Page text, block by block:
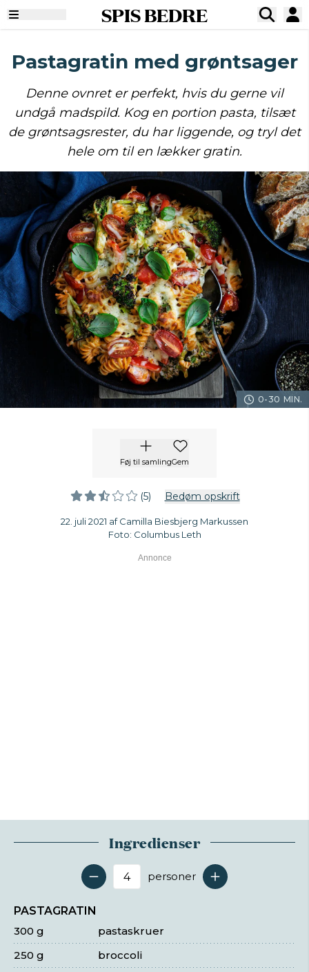
SPIS BEDRE
Pastagratin med grøntsager
Denne ovnret er perfekt, hvis du gerne vil
undgå madspild. Kog en portion pasta, tilsæt
de grøntsagsrester, du har liggende, og tryl det
hele om til en lækker gratin.
0-30 MIN.
Føj til samlingGem
(5) Bedøm opskrift
22. juli 2021 af Camilla Biesbjerg Markussen
Foto: Columbus Leth
Ingredienser
Antal serveringer
personer
PASTAGRATIN
pastaskruer
300 g
broccoli
250 g